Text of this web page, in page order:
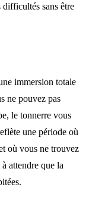
difficultés sans être
immersion totale
ne pouvez pas
le tonnerre vous
une période où
où vous ne trouvez
attendre que la